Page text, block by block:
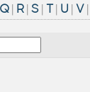
Q| R| S| T| U | V|